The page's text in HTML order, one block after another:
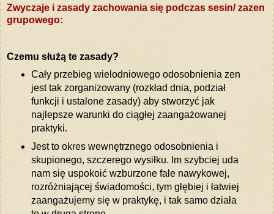
Zwyczaje i zasady zachowania się podczas sesin/ zazen
grupowego:
Czemu służą te zasady?
Cały przebieg wielodniowego odosobnienia zen
jest tak zorganizowany (rozkład dnia, podział
funkcji i ustalone zasady) aby stworzyć jak
najlepsze warunki do ciągłej zaangażowanej
praktyki.
Jest to okres wewnętrznego odosobnienia i
skupionego, szczerego wysiłku. Im szybciej uda
nam się uspokoić wzburzone fale nawykowej,
rozróżniającej świadomości, tym głębiej i łatwiej
zaangażujemy się w praktykę, i tak samo działa